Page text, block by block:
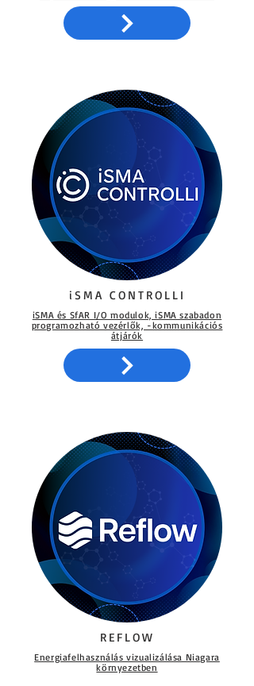
iSMA CONTROLLI
iSMA és SfAR I/O modulok, iSMA szabadon
programozható vezérlők, -kommunikációs
átjárók​
REFLOW
Energiafelhasználás vizualizálása Niagara
környezetben​